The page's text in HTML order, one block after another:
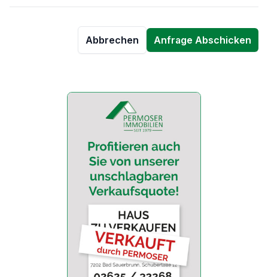
Abbrechen Anfrage Abschicken